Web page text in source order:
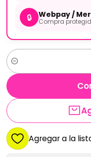
🔒 Webpay /
Compra
Cantidad
Agregar a la